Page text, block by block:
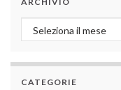
Archivio
CATEGORIE